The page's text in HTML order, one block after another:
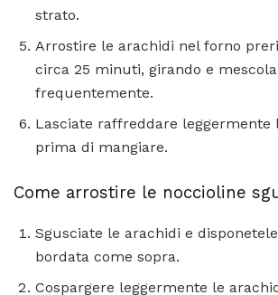
strato.
Arrostire le arachidi nel forno
circa 25 minuti, girando e
frequentemente.
Lasciate raffreddare leggermente
prima di mangiare.
Come arrostire le noccioline
Sgusciate le arachidi e
bordata come sopra.
Cospargere leggermente le